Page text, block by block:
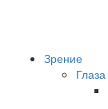
Зрение
Глаза